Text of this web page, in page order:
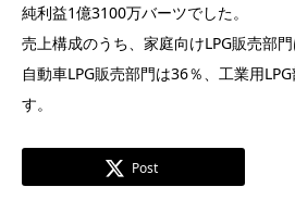
純利益1億3100万バーツでした。
売上構成のうち、家庭向けLPG販売部
自動車LPG販売部門は36％、工業用
す。
Post